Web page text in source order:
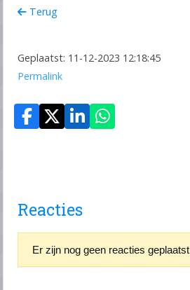
Terug
Geplaatst: 11-12-2023 12:18:45
Permalink
Reacties
Er zijn nog geen reacties geplaatst